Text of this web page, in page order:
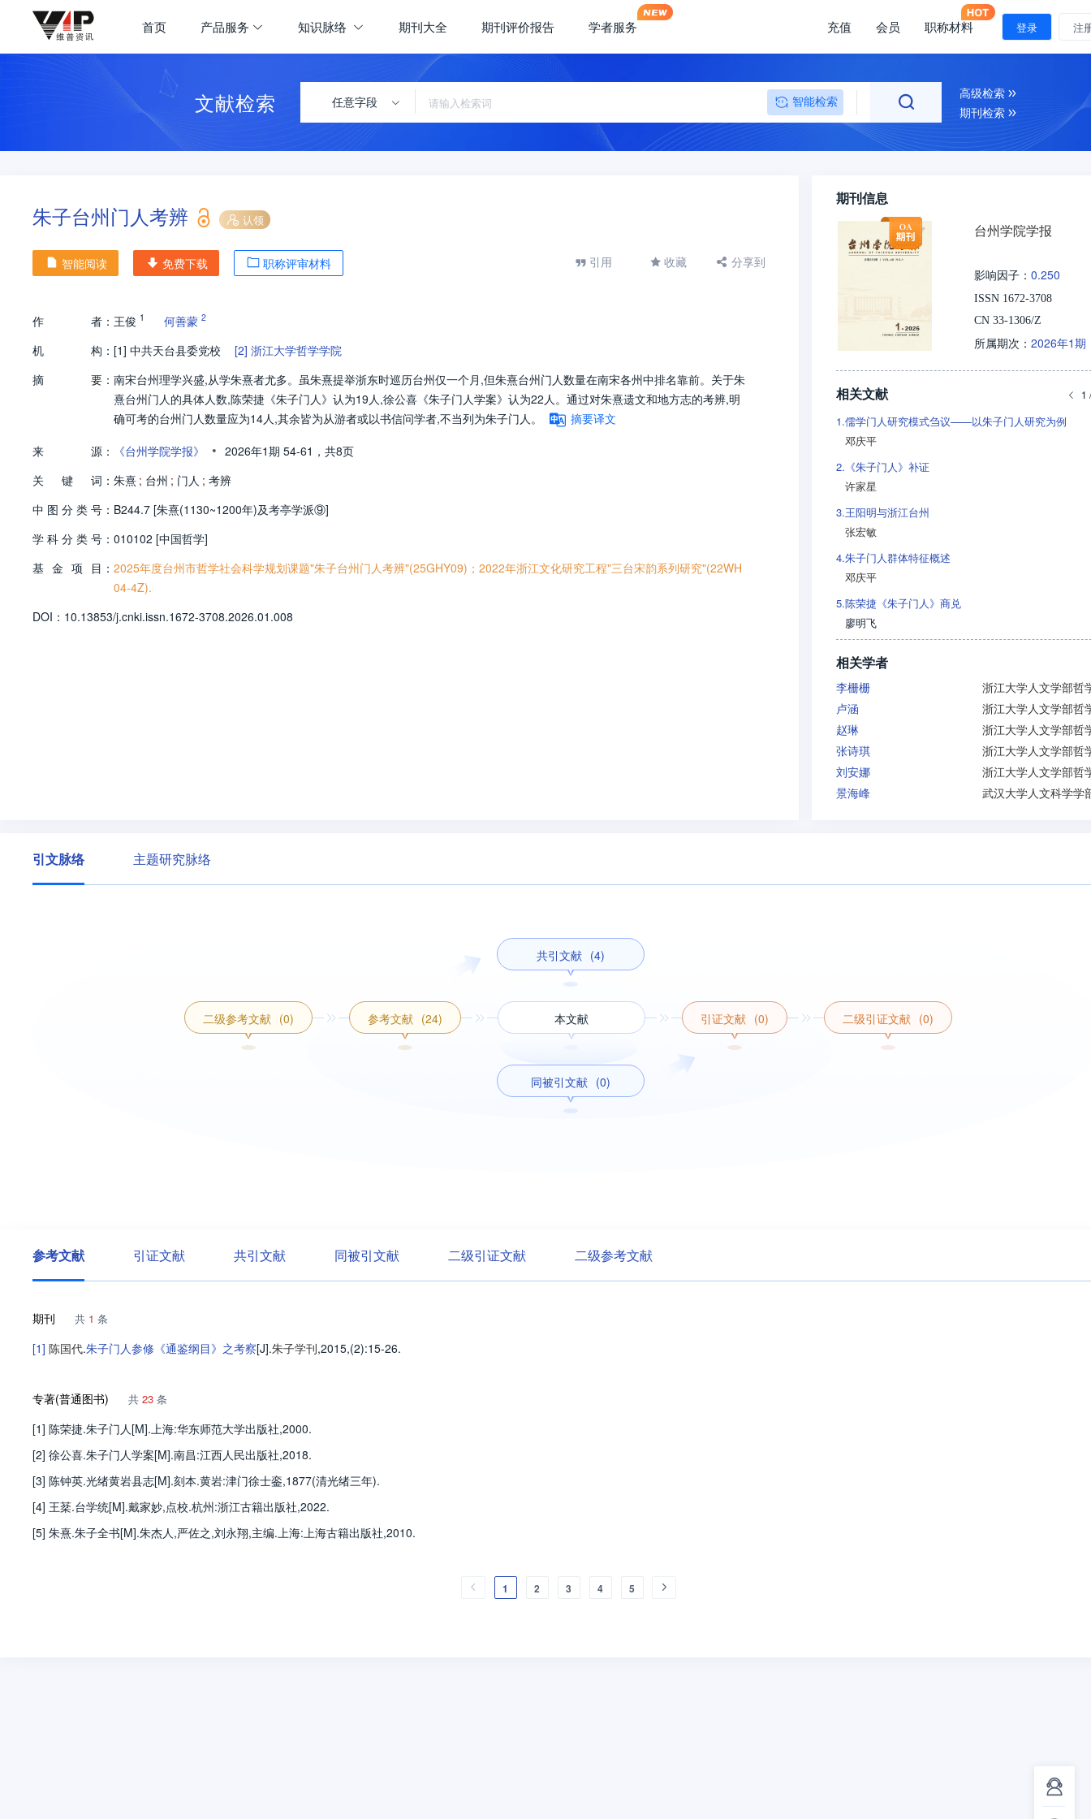
首页 产品服务 知识脉络 期刊大全 期刊评价报告 学者服务 充值 会员 职称材料 登录 注
文献检索 任意字段 智能检索
高级检索
期刊检索
朱子台州门人考辨 认领
智能阅读 免费下载 职称评审材料 引用 收藏 分享到
作 者： 王俊 1 何善蒙 2
机 构： [1] 中共天台县委党校 [2] 浙江大学哲学学院
摘
要： 南宋台州理学兴盛,从学朱熹者尤多。虽朱熹提举浙东时巡历台州仅一个月,但朱熹台州门人数量在南宋各州中排名靠前。关于朱
熹台州门人的具体人数,陈荣捷《朱子门人》认为19人,徐公喜《朱子门人学案》认为22人。通过对朱熹遗文和地方志的考辨,明
确可考的台州门人数量应为14人,其余皆为从游者或以书信问学者,不当列为朱子门人。
摘要译文
来
源： 《台州学院学报》 • 2026年1期 54-61， 共8页
关
键 词： 朱熹 ; 台州 ; 门人 ; 考辨
中 图 分 类 号： B244.7 [朱熹(1130~1200年)及考亭学派⑨]
学 科 分 类 号： 010102 [中国哲学]
基 金 项 目： 2025年度台州市哲学社会科学规划课题"朱子台州门人考辨"(25GHY09)；2022年浙江文化研究工程"三台宋韵系列研究"(22WH
04-4Z).
DOI： 10.13853/j.cnki.issn.1672-3708.2026.01.008
期刊信息
台州学院学报
影响因子： 0.250
ISSN 1672-3708
CN 33-1306/Z
所属期次： 2026年1期
相关文献 1
1.儒学门人研究模式刍议——以朱子门人研究为例
邓庆平
2. 《朱子门人》补证
许家星
3.王阳明与浙江台州
张宏敏
4.朱子门人群体特征概述
邓庆平
5.陈荣捷《朱子门人》商兑
廖明飞
相关学者
李栅栅
卢涵
赵琳
张诗琪
刘安娜
景海峰
引文脉络 主题研究脉络
二级参考文献 (0) 参考文献 (24)
共引文献 (4)
本文献
同被引文献 (0)
引证文献 (0) 二级引证文献 (0)
参考文献 引证文献 共引文献 同被引文献 二级引证文献 二级参考文献
期刊 共 1 条
[1] 陈国代.朱子门人参修《通鉴纲目》之考察[J].朱子学刊,2015,(2):15-26.
专著(普通图书) 共 23 条
[1] 陈荣捷.朱子门人[M].上海:华东师范大学出版社,2000.
[2] 徐公喜.朱子门人学案[M].南昌:江西人民出版社,2018.
[3] 陈钟英.光绪黄岩县志[M].刻本.黄岩:津门徐士銮,1877(清光绪三年).
[4] 王棻.台学统[M].戴家妙,点校.杭州:浙江古籍出版社,2022.
[5] 朱熹.朱子全书[M].朱杰人,严佐之,刘永翔,主编.上海:上海古籍出版社,2010.
1 2 3 4 5